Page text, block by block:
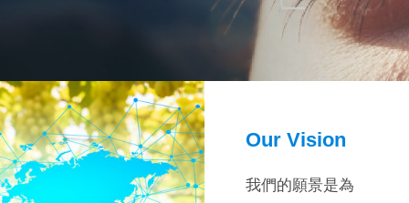
Our Vision
我們的願景是為